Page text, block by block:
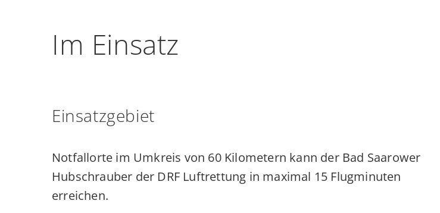
Im Einsatz
Einsatzgebiet
Notfallorte im Umkreis von 60 Kilometern kann der Bad Saarower
Hubschrauber der DRF Luftrettung in maximal 15 Flugminuten
erreichen.